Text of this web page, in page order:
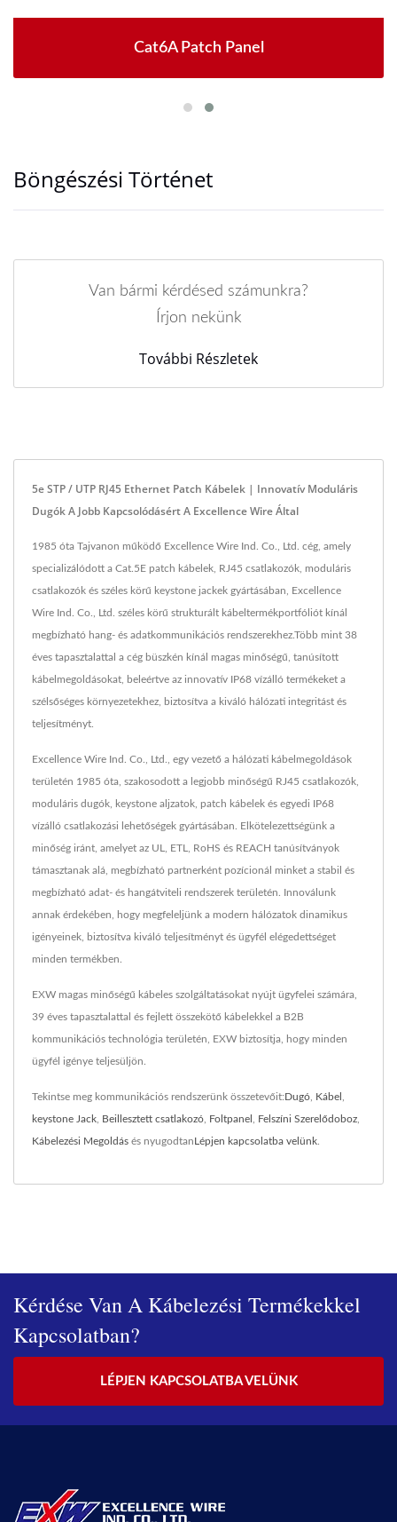
Cat6A Patch Panel
Böngészési Történet
Van bármi kérdésed számunkra?
Írjon nekünk
További Részletek
5e STP / UTP RJ45 Ethernet Patch Kábelek | Innovatív Moduláris
Dugók A Jobb Kapcsolódásért A Excellence Wire Által
1985 óta Tajvanon működő Excellence Wire Ind. Co., Ltd. cég, amely
specializálódott a Cat.5E patch kábelek, RJ45 csatlakozók, moduláris
csatlakozók és széles körű keystone jackek gyártásában, Excellence
Wire Ind. Co., Ltd. széles körű strukturált kábeltermékportfóliót kínál
megbízható hang- és adatkommunikációs rendszerekhez.Több mint 38
éves tapasztalattal a cég büszkén kínál magas minőségű, tanúsított
kábelmegoldásokat, beleértve az innovatív IP68 vízálló termékeket a
szélsőséges környezetekhez, biztosítva a kiváló hálózati integritást és
teljesítményt.
Excellence Wire Ind. Co., Ltd., egy vezető a hálózati kábelmegoldások
területén 1985 óta, szakosodott a legjobb minőségű RJ45 csatlakozók,
moduláris dugók, keystone aljzatok, patch kábelek és egyedi IP68
vízálló csatlakozási lehetőségek gyártásában. Elkötelezettségünk a
minőség iránt, amelyet az UL, ETL, RoHS és REACH tanúsítványok
támasztanak alá, megbízható partnerként pozícionál minket a stabil és
megbízható adat- és hangátviteli rendszerek területén. Innoválunk
annak érdekében, hogy megfeleljünk a modern hálózatok dinamikus
igényeinek, biztosítva kiváló teljesítményt és ügyfél elégedettséget
minden termékben.
EXW magas minőségű kábeles szolgáltatásokat nyújt ügyfelei számára,
39 éves tapasztalattal és fejlett összekötő kábelekkel a B2B
kommunikációs technológia területén, EXW biztosítja, hogy minden
ügyfél igénye teljesüljön.
Tekintse meg kommunikációs rendszerünk összetevőit: Dugó, Kábel ,
keystone Jack, Beillesztett csatlakozó, Foltpanel , Felszíni Szerelődoboz,
Kábelezési Megoldás és nyugodtan Lépjen kapcsolatba velünk.
Kérdése Van A Kábelezési Termékekkel
Kapcsolatban?
LÉPJEN KAPCSOLATBA VELÜNK